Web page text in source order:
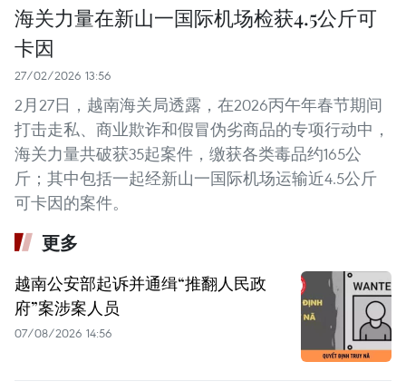
海关力量在新山一国际机场检获4.5公斤可
卡因
27/02/2026 13:56
2月27日，越南海关局透露，在2026丙午年春节期间
打击走私、商业欺诈和假冒伪劣商品的专项行动中，
海关力量共破获35起案件，缴获各类毒品约165公
斤；其中包括一起经新山一国际机场运输近4.5公斤
可卡因的案件。
更多
越南公安部起诉并通缉“推翻人民政
府”案涉案人员
07/08/2026 14:56